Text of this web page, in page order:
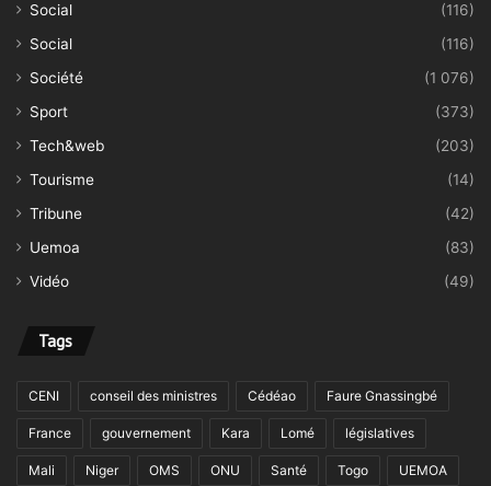
Social
(116)
Social
(116)
Société
(1 076)
Sport
(373)
Tech&web
(203)
Tourisme
(14)
Tribune
(42)
Uemoa
(83)
Vidéo
(49)
Tags
CENI conseil des ministres Cédéao Faure Gnassingbé
France gouvernement Kara Lomé législatives
Mali Niger OMS ONU Santé Togo UEMOA